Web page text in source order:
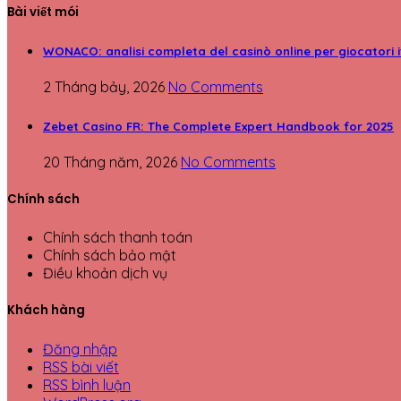
Bài viết mói
WONACO: analisi completa del casinò online per giocatori
2 Tháng bảy, 2026 No Comments
Zebet Casino FR: The Complete Expert Handbook for 2025
20 Tháng năm, 2026 No Comments
Chính sách
Chính sách thanh toán
Chính sách bảo mật
Điều khoản dịch vụ
Khách hàng
Đăng nhập
RSS bài viết
RSS bình luận